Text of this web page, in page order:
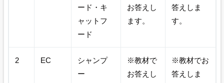
ード・キ
ャットフ
ード
お答えし
ます。
答えしま
す。
2 EC
シャンプ
ー
※教材で
お答えし
※教材でお
答えしま